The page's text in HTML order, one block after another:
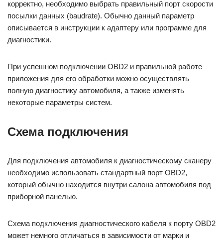
корректно, необходимо выбрать правильный порт скорости
посылки данных (baudrate). Обычно данный параметр
описывается в инструкции к адаптеру или программе для
диагностики.
При успешном подключении OBD2 и правильной работе
приложения для его обработки можно осуществлять
полную диагностику автомобиля, а также изменять
некоторые параметры систем.
Схема подключения
Для подключения автомобиля к диагностическому сканеру
необходимо использовать стандартный порт OBD2,
который обычно находится внутри салона автомобиля под
приборной панелью.
Схема подключения диагностического кабеля к порту OBD2
может немного отличаться в зависимости от марки и